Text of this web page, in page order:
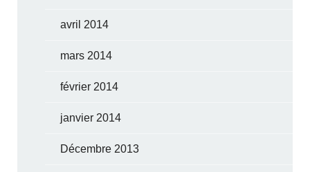
avril 2014
mars 2014
février 2014
janvier 2014
Décembre 2013